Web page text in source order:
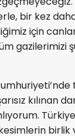
bir kez
için
gazilerimizi
kılınan
Türkiye